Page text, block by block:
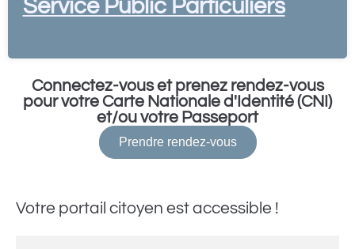
Service Public Particuliers
Connectez-vous et prenez rendez-vous
pour votre Carte Nationale d'Identité (CNI)
et/ou votre Passeport
Prendre rendez-vous
Votre portail citoyen est accessible !